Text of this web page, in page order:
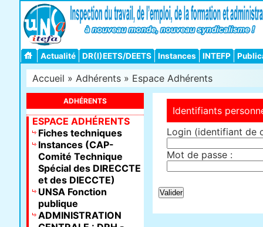
Actualité DR(I)EETS/DEETS Instances INTEFP
Accueil » Adhérents » Espace Adhérents
Identifiants
Login (identifiant de
Mot de passe :
ADHÉRENTS
ESPACE ADHÉRENTS
Fiches techniques
Instances (CAP-
Comité Technique
Spécial des DIRECCTE
et des DIECCTE)
UNSA Fonction
publique
ADMINISTRATION